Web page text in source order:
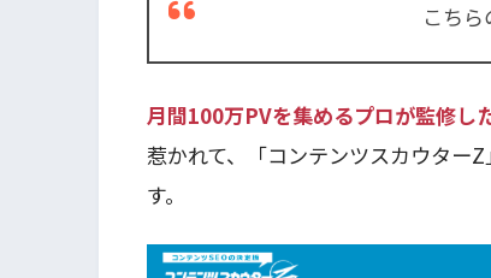
こち
月間100万PVを集めるプロが監修し
惹かれて、「コンテンツスカウター
す。